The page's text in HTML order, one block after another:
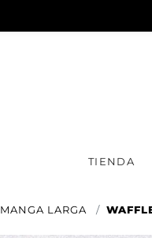
TIENDA
MANGA LARGA